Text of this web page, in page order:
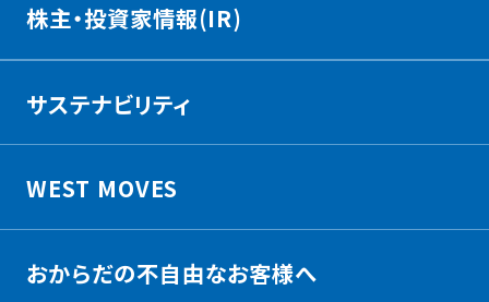
株主・投資家情報(IR)
サステナビリティ
WEST MOVES
おからだの不自由なお客様へ